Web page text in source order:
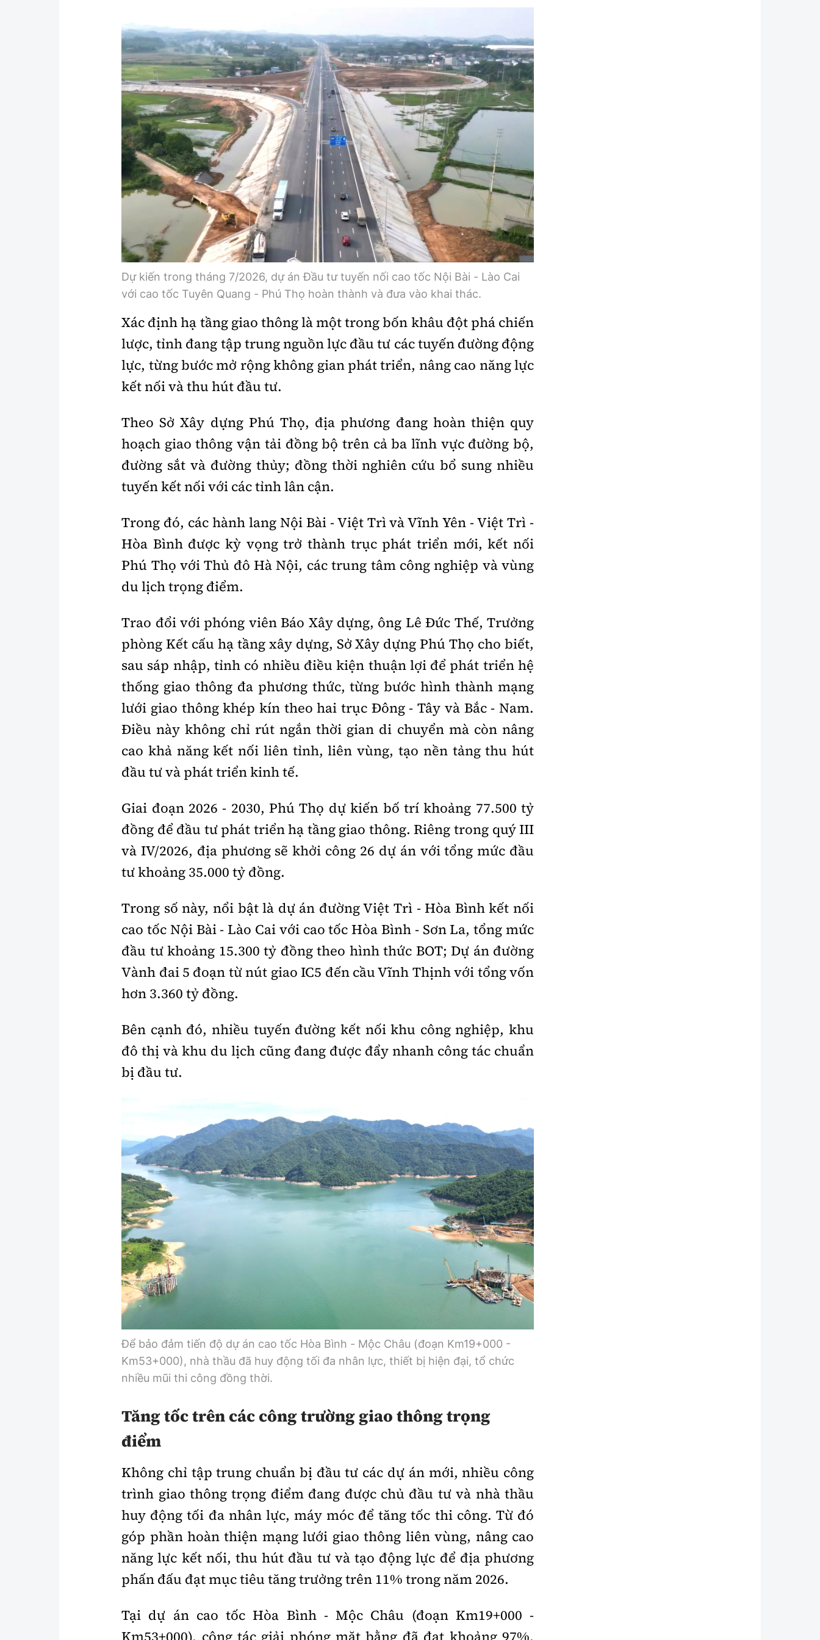
Lao động - Công đoàn
Điện ảnh
Âm nhạc
Hậu trường sao
360 độ thể thao
AI
Tư vấn
Thời sự Quốc tế
Hồ sơ tài liệu
Thế giới giao thông
Thế giới xây dựng
Đi ++
Du lịch
Khám phá
Lối sống
Ẩm thực
Video
Thời sự
Khám phá
Camera giao thông
Câu chuyện giao thông
Lăng kính xây dựng
Giải trí - Thể thao
Dự kiến trong tháng 7/2026, dự án Đầu tư tuyến nối cao tốc Nội Bài - Lào Cai
với cao tốc Tuyên Quang - Phú Thọ hoàn thành và đưa vào khai thác.
Xác định hạ tầng giao thông là một trong bốn khâu đột phá chiến
lược, tỉnh đang tập trung nguồn lực đầu tư các tuyến đường động
lực, từng bước mở rộng không gian phát triển, nâng cao năng lực
kết nối và thu hút đầu tư.
Theo Sở Xây dựng Phú Thọ, địa phương đang hoàn thiện quy
hoạch giao thông vận tải đồng bộ trên cả ba lĩnh vực đường bộ,
đường sắt và đường thủy; đồng thời nghiên cứu bổ sung nhiều
tuyến kết nối với các tỉnh lân cận.
Trong đó, các hành lang Nội Bài - Việt Trì và Vĩnh Yên - Việt Trì -
Hòa Bình được kỳ vọng trở thành trục phát triển mới, kết nối
Phú Thọ với Thủ đô Hà Nội, các trung tâm công nghiệp và vùng
du lịch trọng điểm.
Trao đổi với phóng viên Báo Xây dựng, ông Lê Đức Thế, Trưởng
phòng Kết cấu hạ tầng xây dựng, Sở Xây dựng Phú Thọ cho biết,
sau sáp nhập, tỉnh có nhiều điều kiện thuận lợi để phát triển hệ
thống giao thông đa phương thức, từng bước hình thành mạng
lưới giao thông khép kín theo hai trục Đông - Tây và Bắc - Nam.
Điều này không chỉ rút ngắn thời gian di chuyển mà còn nâng
cao khả năng kết nối liên tỉnh, liên vùng, tạo nền tảng thu hút
đầu tư và phát triển kinh tế.
Giai đoạn 2026 - 2030, Phú Thọ dự kiến bố trí khoảng 77.500 tỷ
đồng để đầu tư phát triển hạ tầng giao thông. Riêng trong quý III
và IV/2026, địa phương sẽ khởi công 26 dự án với tổng mức đầu
tư khoảng 35.000 tỷ đồng.
Trong số này, nổi bật là dự án đường Việt Trì - Hòa Bình kết nối
cao tốc Nội Bài - Lào Cai với cao tốc Hòa Bình - Sơn La, tổng mức
đầu tư khoảng 15.300 tỷ đồng theo hình thức BOT; Dự án đường
Vành đai 5 đoạn từ nút giao IC5 đến cầu Vĩnh Thịnh với tổng vốn
hơn 3.360 tỷ đồng.
Bên cạnh đó, nhiều tuyến đường kết nối khu công nghiệp, khu
đô thị và khu du lịch cũng đang được đẩy nhanh công tác chuẩn
bị đầu tư.
Để bảo đảm tiến độ dự án cao tốc Hòa Bình - Mộc Châu (đoạn Km19+000 -
Km53+000), nhà thầu đã huy động tối đa nhân lực, thiết bị hiện đại, tổ chức
nhiều mũi thi công đồng thời.
Tăng tốc trên các công trường giao thông trọng
điểm
Không chỉ tập trung chuẩn bị đầu tư các dự án mới, nhiều công
trình giao thông trọng điểm đang được chủ đầu tư và nhà thầu
huy động tối đa nhân lực, máy móc để tăng tốc thi công. Từ đó
góp phần hoàn thiện mạng lưới giao thông liên vùng, nâng cao
năng lực kết nối, thu hút đầu tư và tạo động lực để địa phương
phấn đấu đạt mục tiêu tăng trưởng trên 11% trong năm 2026.
Tại dự án cao tốc Hòa Bình - Mộc Châu (đoạn Km19+000 -